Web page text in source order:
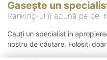
Gasește un
Ranking-ul îi adună pe cei
Cauți un specialist in
nostru de căutare. Folosiți